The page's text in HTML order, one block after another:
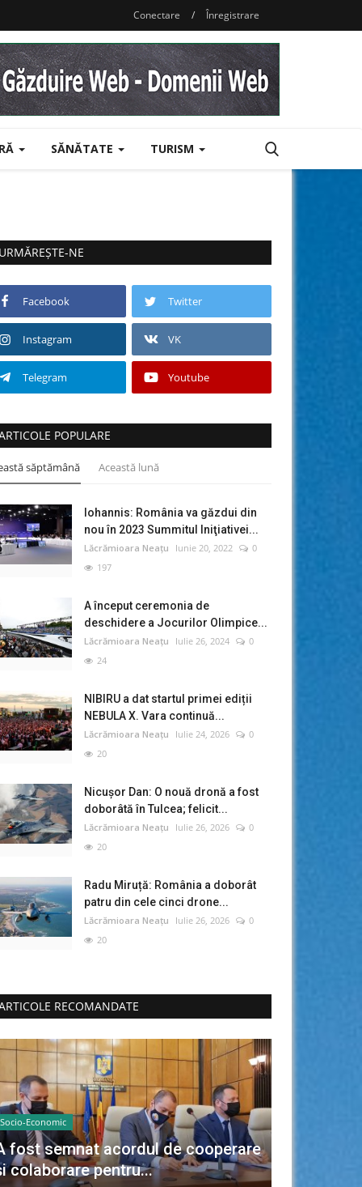
Conectare / Înregistrare
SĂNĂTATE TURISM
URMĂREȘTE-NE
Facebook Twitter
Instagram VK
Telegram Youtube
POPULARE
săptămână Această lună
Iohannis: România va găzdui din
nou în 2023 Summitul Iniţiativei...
Lăcrămioara Neațu Iunie 20, 2022
0
197
A început ceremonia de
deschidere a Jocurilor Olimpice...
Lăcrămioara Neațu Iulie 26, 2024
0
24
NIBIRU a dat startul primei ediții
NEBULA X. Vara continuă...
Lăcrămioara Neațu Iulie 24, 2026
0
20
Nicușor Dan: O nouă dronă a fost
doborâtă în Tulcea; felicit...
Lăcrămioara Neațu Iulie 26, 2026
0
20
Radu Miruță: România a doborât
patru din cele cinci drone...
Lăcrămioara Neațu Iulie 26, 2026
0
20
RECOMANDATE
Socio-Economic
fost semnat acordul de cooperare
colaborare pentru...